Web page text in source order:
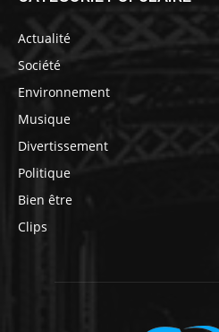
Actualité
Société
Environnement
Musique
Divertissement
Politique
Bien être
Clips